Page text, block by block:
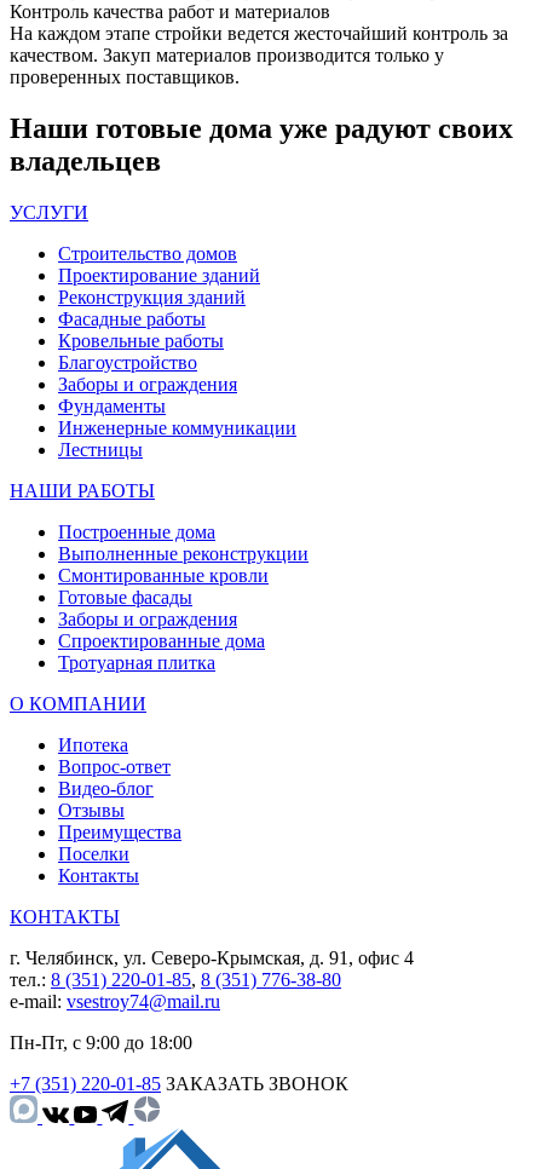
Контроль качества работ и материалов
На каждом этапе стройки ведется жесточайший контроль за
качеством. Закуп материалов производится только у
проверенных поставщиков.
Наши готовые дома уже радуют своих
владельцев
УСЛУГИ
Строительство домов
Проектирование зданий
Реконструкция зданий
Фасадные работы
Кровельные работы
Благоустройство
Заборы и ограждения
Фундаменты
Инженерные коммуникации
Лестницы
НАШИ РАБОТЫ
Построенные дома
Выполненные реконструкции
Смонтированные кровли
Готовые фасады
Заборы и ограждения
Спроектированные дома
Тротуарная плитка
О КОМПАНИИ
Ипотека
Вопрос-ответ
Видео-блог
Отзывы
Преимущества
Поселки
Контакты
КОНТАКТЫ
г. Челябинск, ул. Северо-Крымская, д. 91, офис 4
тел.: 8 (351) 220-01-85, 8 (351) 776-38-80
e-mail: vsestroy74@mail.ru
Пн-Пт, с 9:00 до 18:00
+7 (351) 220-01-85 ЗАКАЗАТЬ ЗВОНОК